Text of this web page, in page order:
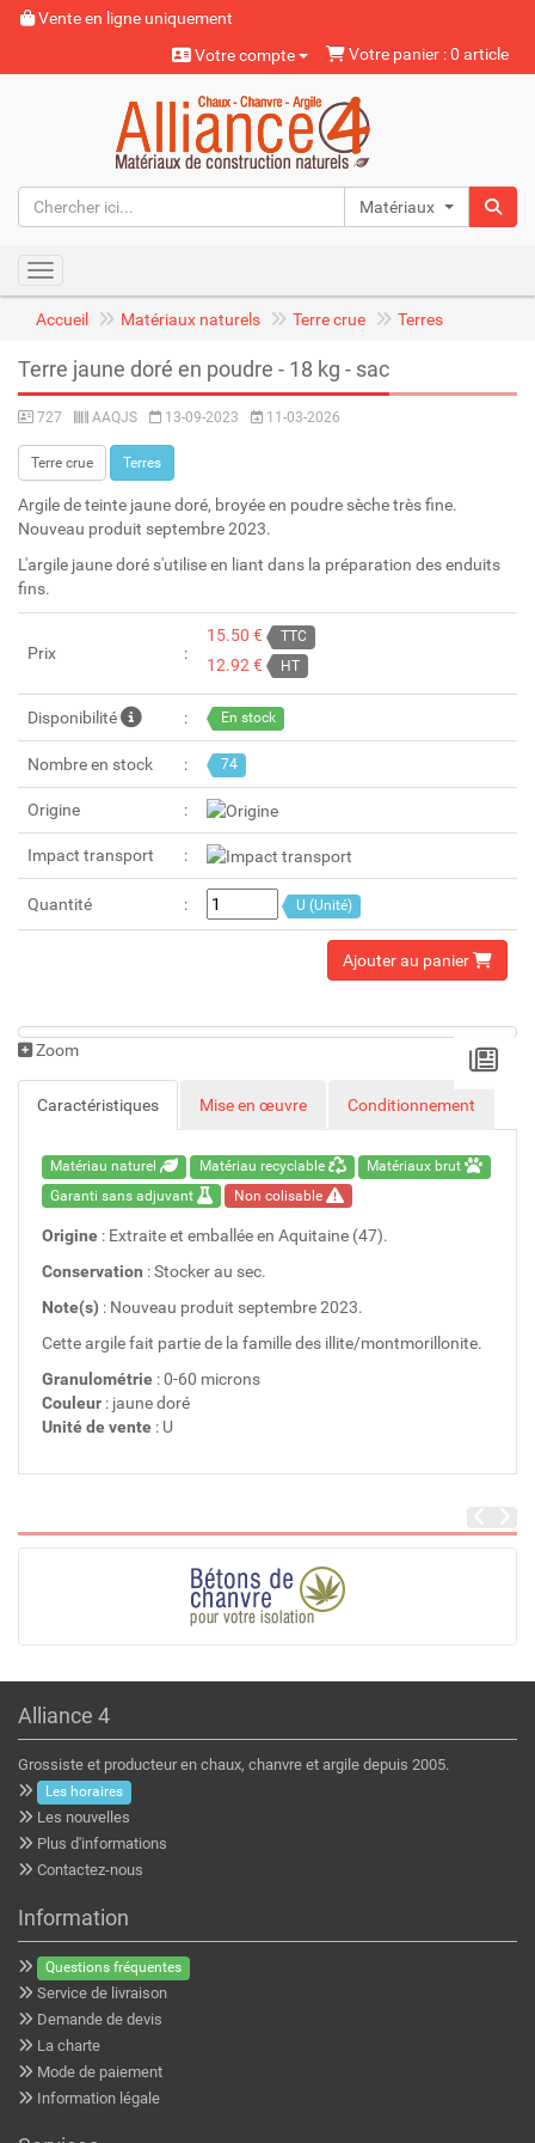
Vente en ligne uniquement
Votre compte
Votre panier : 0 article
Matériaux naturels
Toggle navigation
Accueil Matériaux naturels Terre crue Terres
Terre jaune doré en poudre - 18 kg - sac
727 AAQJS 13-09-2023 11-03-2026
Terre crue Terres
Argile de teinte jaune doré, broyée en poudre sèche très fine.
Nouveau produit septembre 2023.
L'argile jaune doré s'utilise en liant dans la préparation des enduits
fins.
Prix
15.50 € TTC
12.92 € HT
Disponibilité En stock
Nombre en stock 74
Origine
Impact transport
Quantité U (Unité)
Ajouter au panier
Zoom
Caractéristiques Mise en œuvre Conditionnement
Matériau naturel Matériau recyclable
Matériaux brut
Garanti sans adjuvant
Non colisable
Origine : Extraite et emballée en Aquitaine (47).
Conservation : Stocker au sec.
Note(s) : Nouveau produit septembre 2023.
Cette argile fait partie de la famille des illite/montmorillonite.
Granulométrie : 0-60 microns
Couleur : jaune doré
Unité de vente : U
Alliance 4
Grossiste et producteur en chaux, chanvre et argile depuis 2005.
Les horaires
Les nouvelles
Plus d'informations
Contactez-nous
Information
Questions fréquentes
Service de livraison
Demande de devis
La charte
Mode de paiement
Information légale